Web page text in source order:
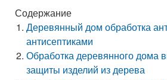
Содержание
Деревянный дом обработка
антисептиками
Обработка деревянного дома
защиты изделий из дерева